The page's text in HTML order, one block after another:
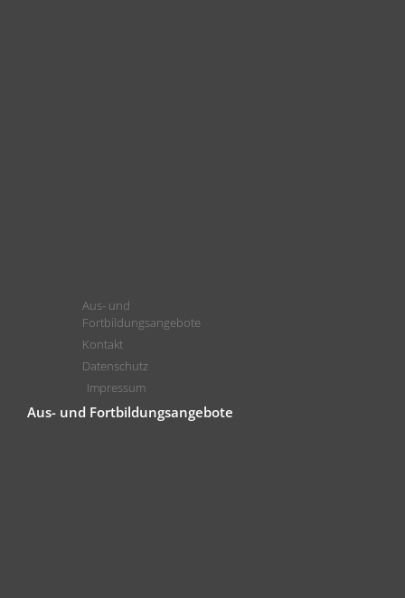
Aus- und
Fortbildungsangebote
Kontakt
Datenschutz
Impressum
Aus- und Fortbildungsangebote